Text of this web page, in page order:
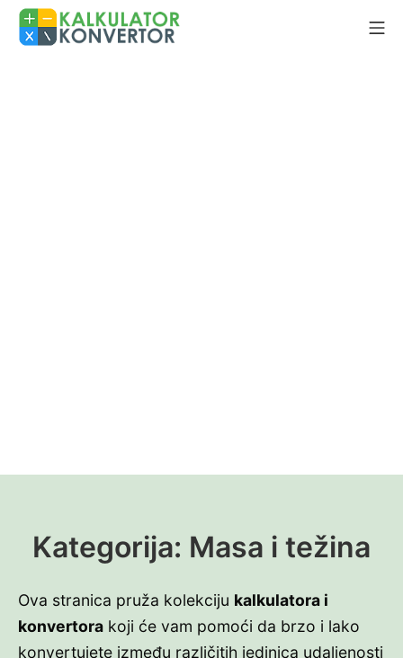
Skip
Kategorija: Masa i težina
Ova stranica pruža kolekciju kalkulatora i
konvertora koji će vam pomoći da brzo i lako
konvertujete između različitih jedinica udaljenosti